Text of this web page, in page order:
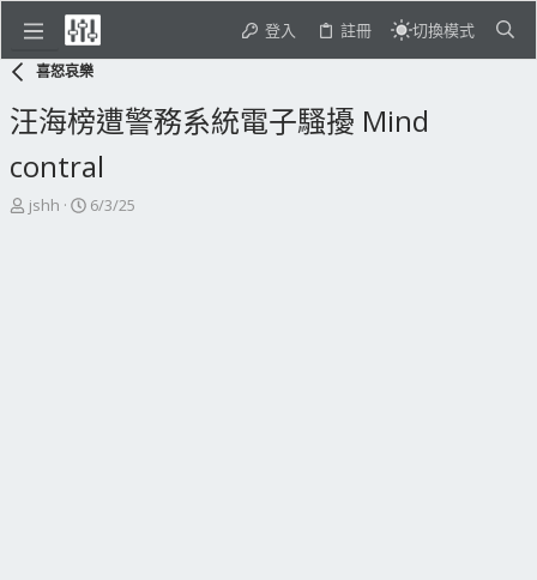
登入 註冊 切換模式
喜怒哀樂
汪海榜遭警務系統電子騷擾 Mind
contral
主
jshh
開
6/3/25